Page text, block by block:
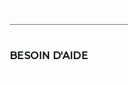
BESOIN D'AIDE